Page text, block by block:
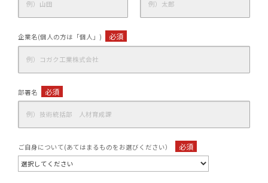
企業名(個人の方は「個人」) 必須
部署名 必須
ご自身について(あてはまるものをお選びください） 必須